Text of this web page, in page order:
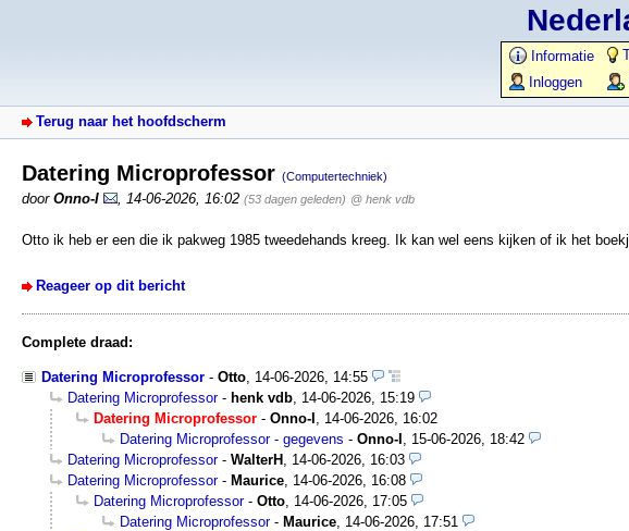
Informatie
Inloggen
Terug naar het hoofdscherm
Datering Microprofessor (Computertechniek)
door Onno-I 14-06-2026, 16:02 (53 dagen geleden) @ henk vdb
Otto ik heb er een die ik pakweg 1985 tweedehands kreeg. Ik kan wel eens kijken of ik het
Reageer op dit bericht
Complete draad:
Datering Microprofessor - Otto 14-06-2026, 14:55
Datering Microprofessor- henk vdb 14-06-2026, 15:19
Datering Microprofessor - Onno-I
14-06-2026, 16:02
Datering Microprofessor - gegevens - Onno-I
15-06-2026, 18:42
Datering Microprofessor- WalterH
14-06-2026, 16:03
Datering Microprofessor- Maurice 14-06-2026, 16:08
Datering Microprofessor- Otto 14-06-2026, 17:05
Datering Microprofessor- Maurice 14-06-2026, 17:51